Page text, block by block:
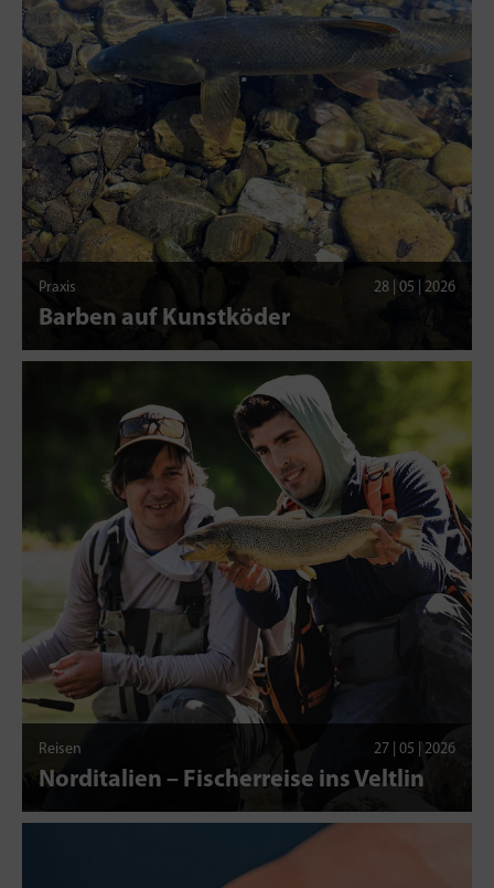
Praxis 28 | 05 | 2026
Barben auf Kunstköder
Reisen 27 | 05 | 2026
Norditalien – Fischerreise ins Veltlin